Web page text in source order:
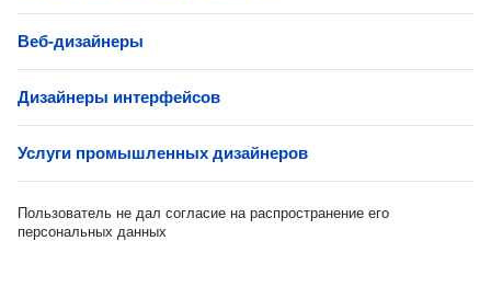
Веб-дизайнеры
Дизайнеры интерфейсов
Услуги промышленных дизайнеров
Пользователь не дал согласие на распространение его
персональных данных